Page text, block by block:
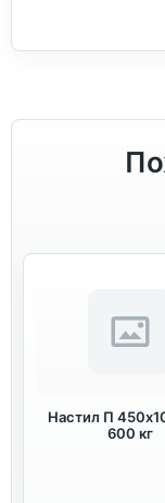
Настил П
600 кг